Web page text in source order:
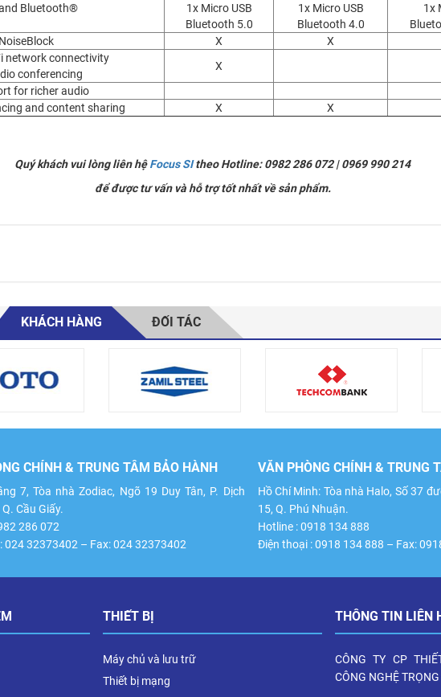
Bluetooth®
1x Micro USB
Bluetooth 5.0
1x Micro USB
Bluetooth 4.0
1x
NoiseBlock
X X
network connectivity
conferencing
X
for richer audio
and content sharing
X X
Quý khách vui lòng liên hệFocus SItheo Hotline: 0982 286 072 | 0969 990 214
để được tư vấn và hỗ trợ tốt nhất về sản phẩm.
KHÁCH HÀNG ĐỐI TÁC
CHÍNH & TRUNG TÂM BẢO HÀNH
7, Tòa nhà Zodiac, Ngõ 19 Duy Tân, P. Dịch
Cầu Giấy.
286 072
024 32373402 – Fax: 024 32373402
VĂN PHÒNG CHÍNH & TRUNG
Hồ Chí Minh: Tòa nhà Halo, Số 37
15, Q. Phú Nhuận.
Hotline : 0918 134 888
Điện thoại : 0918 134 888 – Fax:
THIẾT BỊ
Máy chủ và lưu trữ
Thiết bị mạng
THÔNG TIN LIÊN
CÔNG TY CP
CÔNG NGHỆ